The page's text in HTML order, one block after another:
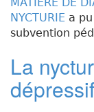
NYCTURIE a
subvention
La